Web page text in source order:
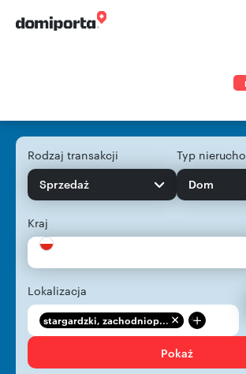
Rodzaj transakcji
Sprzedaż
Typ
Dom
Kraj
Lokalizacja
stargardzki, zachodniop... +
Pokaż